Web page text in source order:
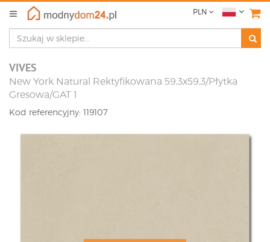
PLN
VIVES
New York Natural Rektyfikowana 59,3x59,3/Płytka
Gresowa/GAT 1
Kod referencyjny: 119107